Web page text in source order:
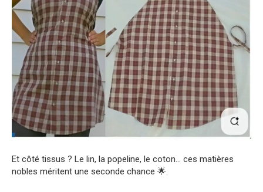
Et côté tissus ? Le lin, la popeline, le coton… ces matières
nobles méritent une seconde chance 🌟.